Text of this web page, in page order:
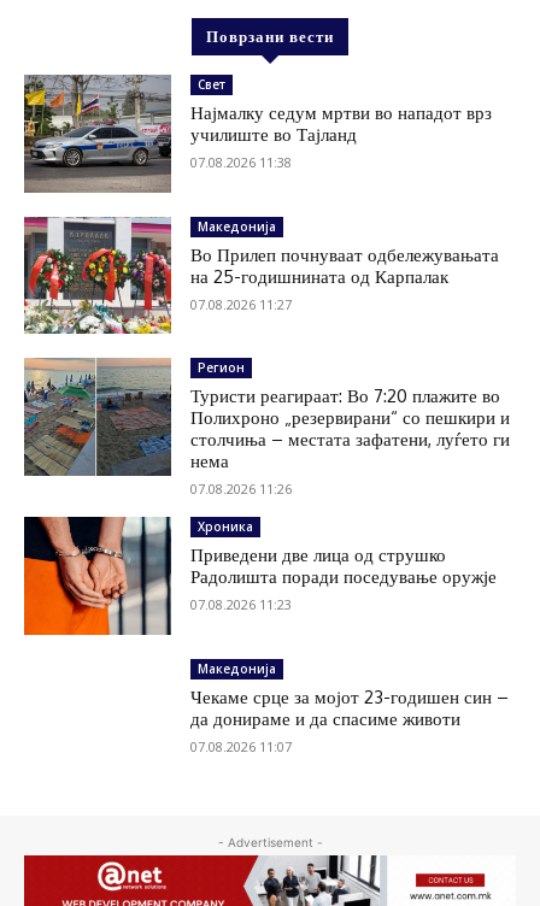
Поврзани вести
Свет
Најмалку седум мртви во нападот врз
училиште во Тајланд
07.08.2026 11:38
Македонија
Во Прилеп почнуваат одбележувањата
на 25-годишнината од Карпалак
07.08.2026 11:27
Регион
Туристи реагираат: Во 7:20 плажите во
Полихроно „резервирани“ со пешкири и
столчиња – местата зафатени, луѓето ги
нема
07.08.2026 11:26
Хроника
Приведени две лица од струшко
Радолишта поради поседување оружје
07.08.2026 11:23
Македонија
Чекаме срце за мојот 23-годишен син –
да донираме и да спасиме животи
07.08.2026 11:07
- Advertisement -